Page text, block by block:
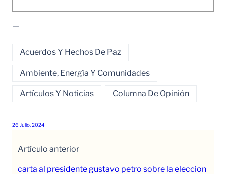
—
Acuerdos Y Hechos De Paz
Ambiente, Energía Y Comunidades
Artículos Y Noticias Columna De Opinión
26 Julio, 2024
Artículo anterior
carta al presidente gustavo petro sobre la eleccion